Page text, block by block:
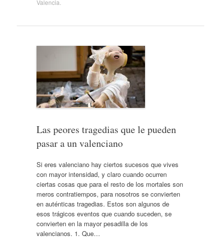
Valencia
Las peores tragedias que le pueden
pasar a un valenciano
Si eres valenciano hay ciertos sucesos que vives
con mayor intensidad, y claro cuando ocurren
ciertas cosas que para el resto de los mortales son
meros contratiempos, para nosotros se convierten
en auténticas tragedias. Estos son algunos de
esos trágicos eventos que cuando suceden, se
convierten en la mayor pesadilla de los
valencianos. 1. Que…